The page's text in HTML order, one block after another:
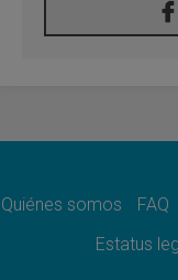
el
Quiénes somos FAQ
Estatus